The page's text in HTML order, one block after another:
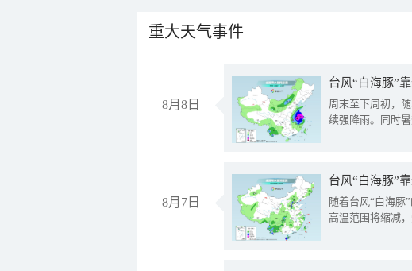
重大天气事件
8月8日
台风“白海豚”
周末至下周初，
续强降雨。同时
8月7日
台风“白海豚”
随着台风“白海豚
高温范围将缩减